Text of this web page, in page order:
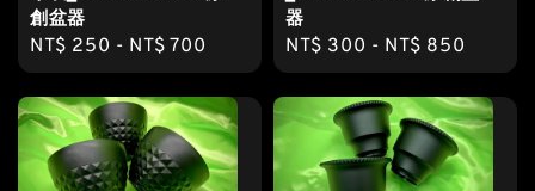
創盆器
Regular
price
NT$ 250 - NT$ 700
器
Regular
price
NT$ 300 - NT$ 850